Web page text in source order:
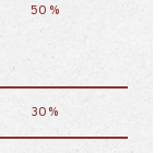
50%
30%